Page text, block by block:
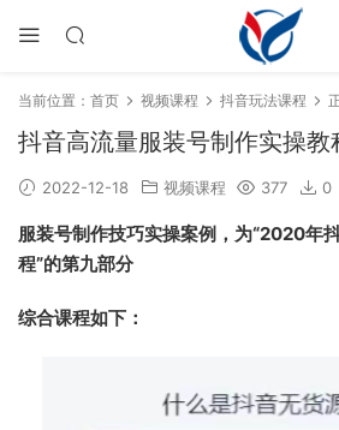
当前位置： 首页 视频课程 抖音玩法课程
抖音高流量服装号制作实操教
2022-12-18 视频课程 377 0
服装号制作技巧实操案例，为“2020年
程”的第九部分
综合课程如下：